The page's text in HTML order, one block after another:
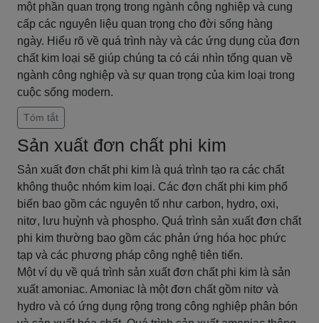
một phần quan trọng trong ngành công nghiệp và cung
cấp các nguyên liệu quan trọng cho đời sống hàng
ngày. Hiểu rõ về quá trình này và các ứng dụng của đơn
chất kim loại sẽ giúp chúng ta có cái nhìn tổng quan về
ngành công nghiệp và sự quan trọng của kim loại trong
cuộc sống modern.
Tóm tắt
Sản xuất đơn chất phi kim
Sản xuất đơn chất phi kim là quá trình tạo ra các chất
không thuộc nhóm kim loại. Các đơn chất phi kim phổ
biến bao gồm các nguyên tố như carbon, hydro, oxi,
nitơ, lưu huỳnh và phospho. Quá trình sản xuất đơn chất
phi kim thường bao gồm các phản ứng hóa học phức
tạp và các phương pháp công nghệ tiên tiến.
Một ví dụ về quá trình sản xuất đơn chất phi kim là sản
xuất amoniac. Amoniac là một đơn chất gồm nitơ và
hydro và có ứng dụng rộng trong công nghiệp phân bón